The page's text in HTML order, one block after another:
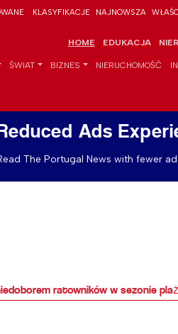
KLASYFIKACJE NAJNOWSZA
HOME EDUKACJA
ŚWIAT BIZNES NIERUCHOMOŚĆ
Ads
The Portugal News with fewer
ratowników w sezonie